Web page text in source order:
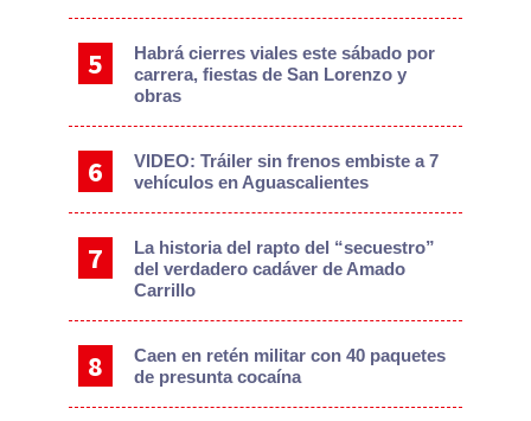
Habrá cierres viales este sábado por
carrera, fiestas de San Lorenzo y
obras
VIDEO: Tráiler sin frenos embiste a 7
vehículos en Aguascalientes
La historia del rapto del “secuestro”
del verdadero cadáver de Amado
Carrillo
Caen en retén militar con 40 paquetes
de presunta cocaína